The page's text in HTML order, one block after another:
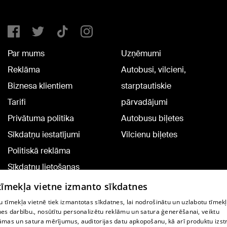
Par mums
Reklāma
Biznesa klientiem
Tarifi
Privātuma politika
Sīkdatņu iestatījumi
Politiskā reklāma
Sīkdatņu lietošanas
noteikumi
Komentāru pievienošana
Uzņēmumi
Autobusi, vilcieni,
starptautiskie
pārvadājumi
Autobusu biļetes
Vilcienu biļetes
TV programma
vietne izmanto sīkdatnes
tīmekļa vietnē tiek izmantotas sīkdatnes, lai nodrošinātu un uzlabotu
darbību., nosūtītu personalizētu reklāmu un satura ģenerēšanai, veiktu
un satura mērījumus, auditorijas datu apkopošanu, kā arī produktu